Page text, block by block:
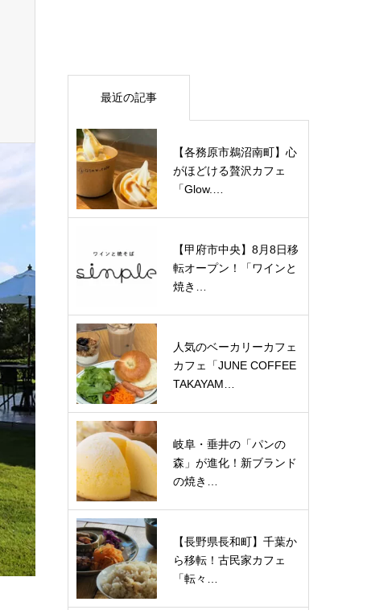
最近の記事
【各務原市鵜沼南町】心
がほどける贅沢カフェ
「Glow.…
【甲府市中央】8月8日移
転オープン！「ワインと
焼き…
人気のベーカリーカフェ
カフェ「JUNE COFFEE
TAKAYAM…
岐阜・垂井の「パンの
森」が進化！新ブランド
の焼き…
【長野県長和町】千葉か
ら移転！古民家カフェ
「転々…